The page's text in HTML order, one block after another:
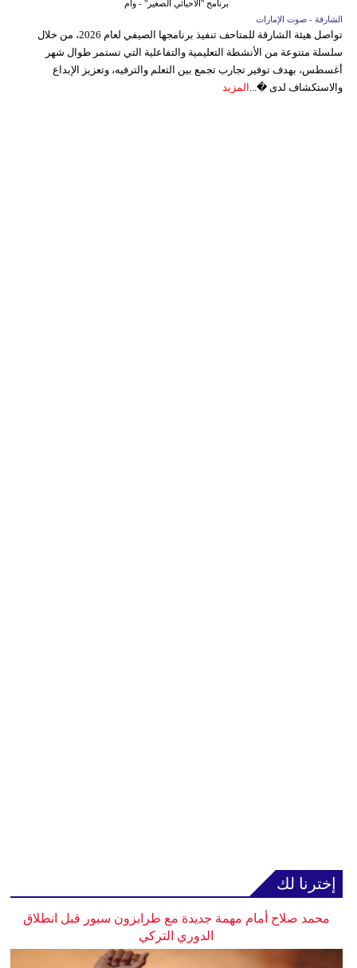
برنامج "الأحيائي الصغير" - وام
الشارقة - صوت الإمارات
تواصل هيئة الشارقة للمتاحف تنفيذ برنامجها الصيفي لعام 2026، من خلال
سلسلة متنوعة من الأنشطة التعليمية والتفاعلية التي تستمر طوال شهر
أغسطس، بهدف توفير تجارب تجمع بين التعلم والترفيه، وتعزيز الإبداع
والاستكشاف لدى �... المزيد
إخترنا لك
محمد صلاح أمام مهمة جديدة مع طرابزون سبور قبل انطلاق
الدوري التركي